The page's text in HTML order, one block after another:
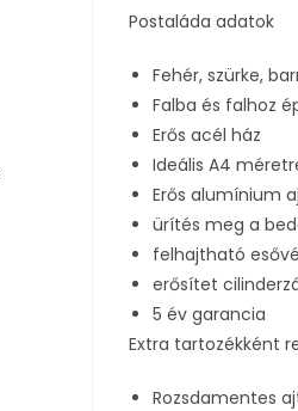
Postaláda adatok
Fehér, szürke,
Falba és falhoz
Erős acél ház
Ideális A4
Erős alumínium
ürítés meg a
felhajtható
erősítet
5 év garancia
Extra tartozékként
Rozsdamentes